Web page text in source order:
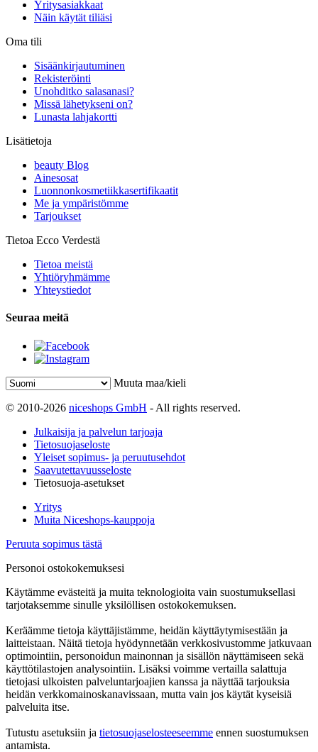
Yritysasiakkaat
Näin käytät tiliäsi
Oma tili
Sisäänkirjautuminen
Rekisteröinti
Unohditko salasanasi?
Missä lähetykseni on?
Lunasta lahjakortti
Lisätietoja
beauty Blog
Ainesosat
Luonnonkosmetiikkasertifikaatit
Me ja ympäristömme
Tarjoukset
Tietoa Ecco Verdestä
Tietoa meistä
Yhtiöryhmämme
Yhteystiedot
Seuraa meitä
Muuta maa/kieli
© 2010-2026 niceshops GmbH - All rights reserved.
Julkaisija ja palvelun tarjoaja
Tietosuojaseloste
Yleiset sopimus- ja peruutusehdot
Saavutettavuusseloste
Tietosuoja-asetukset
Yritys
Muita Niceshops-kauppoja
Peruuta sopimus tästä
Personoi ostokokemuksesi
Käytämme evästeitä ja muita teknologioita vain suostumuksellasi
tarjotaksemme sinulle yksilöllisen ostokokemuksen.
Keräämme tietoja käyttäjistämme, heidän käyttäytymisestään ja
laitteistaan. Näitä tietoja hyödynnetään verkkosivustomme jatkuvaan
optimointiin, personoidun mainonnan ja sisällön näyttämiseen sekä
käyttötilastojen analysointiin. Lisäksi voimme vertailla salattuja
tietojasi ulkoisten palveluntarjoajien kanssa ja näyttää tarjouksia
heidän verkkomainoskanavissaan, mutta vain jos käytät kyseisiä
palveluita itse.
Tutustu asetuksiin ja tietosuojaselosteeseemme ennen suostumuksen
antamista.